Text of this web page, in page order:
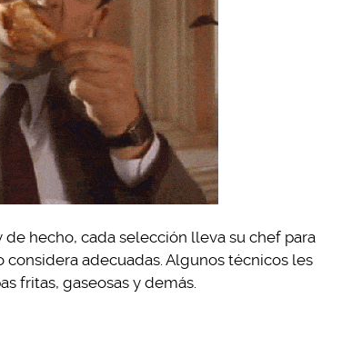
hecho, cada selección lleva su chef para
adecuadas. Algunos técnicos les
fritas, gaseosas y demás.